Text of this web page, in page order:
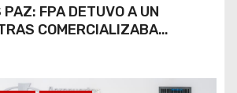
FPA DETUVO A UN
COMERCIALIZABA